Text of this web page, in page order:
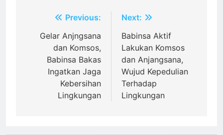
Navigasi
pos
Previous:
Gelar Anjngsana
dan Komsos,
Babinsa Bakas
Ingatkan Jaga
Kebersihan
Lingkungan
Next:
Babinsa Aktif
Lakukan Komsos
dan Anjangsana,
Wujud Kepedulian
Terhadap
Lingkungan